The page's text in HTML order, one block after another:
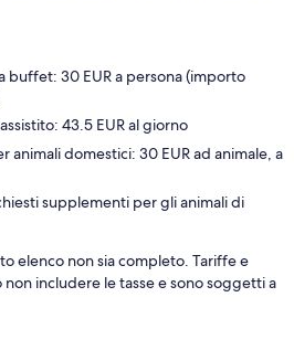
buffet: 30 EUR a persona (importo
43.5 EUR al giorno
animali domestici: 30 EUR ad animale, a
supplementi per gli animali di
elenco non sia completo. Tariffe e
includere le tasse e sono soggetti a